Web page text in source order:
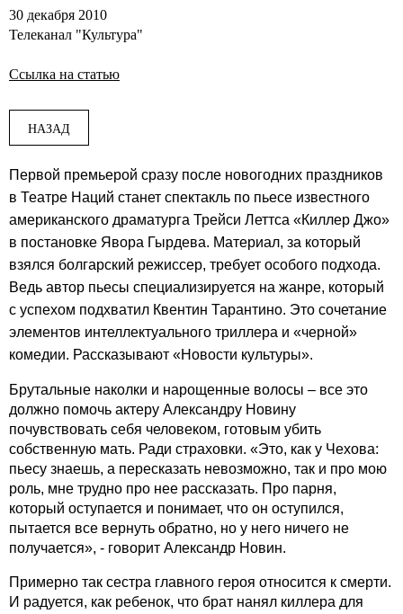
30 декабря 2010
Телеканал "Культура"
Ссылка на статью
НАЗАД
Первой премьерой сразу после новогодних праздников
в Театре Наций станет спектакль по пьесе известного
американского драматурга Трейси Леттса «Киллер Джо»
в постановке Явора Гырдева. Материал, за который
взялся болгарский режиссер, требует особого подхода.
Ведь автор пьесы специализируется на жанре, который
с успехом подхватил Квентин Тарантино. Это сочетание
элементов интеллектуального триллера и «черной»
комедии. Рассказывают «Новости культуры».
Брутальные наколки и нарощенные волосы – все это
должно помочь актеру Александру Новину
почувствовать себя человеком, готовым убить
собственную мать. Ради страховки. «Это, как у Чехова:
пьесу знаешь, а пересказать невозможно, так и про мою
роль, мне трудно про нее рассказать. Про парня,
который оступается и понимает, что он оступился,
пытается все вернуть обратно, но у него ничего не
получается», - говорит Александр Новин.
Примерно так сестра главного героя относится к смерти.
И радуется, как ребенок, что брат нанял киллера для